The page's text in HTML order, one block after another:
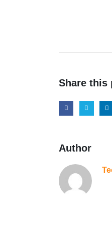
Share this
Author